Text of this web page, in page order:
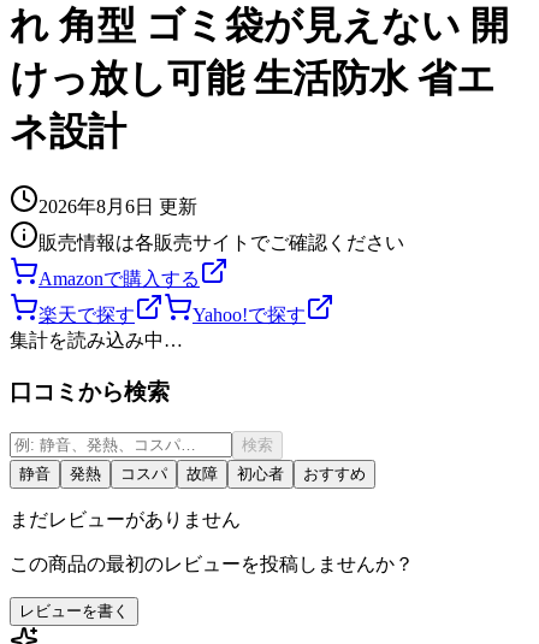
れ 角型 ゴミ袋が見えない 開
けっ放し可能 生活防水 省エ
ネ設計
2026年8月6日 更新
販売情報は各販売サイトでご確認ください
Amazonで購入する
楽天で探す
Yahoo!で探す
集計を読み込み中…
口コミから検索
検索
静音
発熱 コスパ 故障 初心者 おすすめ
まだレビューがありません
この商品の最初のレビューを投稿しませんか？
レビューを書く